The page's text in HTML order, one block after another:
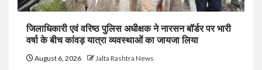
जिलाधिकारी एवं वरिष्ठ पुलिस अधीक्षक ने नारसन बॉर्डर पर भारी
वर्षा के बीच कांवड़ यात्रा व्यवस्थाओं का जायजा लिया
August 6, 2026 Jalta Rashtra News